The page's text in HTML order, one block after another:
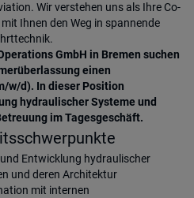
Wir verstehen uns als Ihre Co-
Ihnen den Weg in spannende
GmbH in Bremen suchen
einen
w/d). In dieser Position
hydraulischer Systeme und
im Tagesgeschäft.
Entwicklung hydraulischer
und deren Architektur
mit internen